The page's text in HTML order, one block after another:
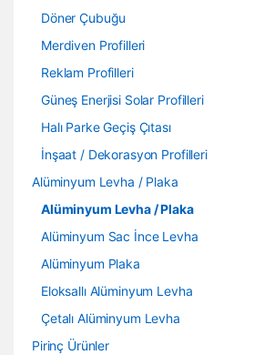
Döner Çubuğu
Merdiven Profilleri
Reklam Profilleri
Güneş Enerjisi Solar Profilleri
Halı Parke Geçiş Çıtası
İnşaat / Dekorasyon Profilleri
Alüminyum Levha / Plaka
Alüminyum Levha / Plaka
Alüminyum Sac İnce Levha
Alüminyum Plaka
Eloksallı Alüminyum Levha
Çetalı Alüminyum Levha
Pirinç Ürünler